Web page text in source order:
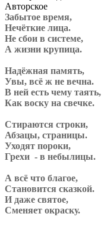
Авторское
Забытое время,
Нечёткие лица.
Не сбои в системе,
А жизни крупица.
Надёжная память,
Увы, всё ж не вечна.
В ней есть чему таять,
Как воску на свечке.
Стираются строки,
Абзацы, страницы.
Уходят пороки,
Грехи - в небылицы.
А всё что благое,
Становится сказкой.
И даже святое,
Сменяет окраску.